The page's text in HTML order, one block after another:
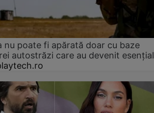
nu poate fi apărată doar cu baze
autostrăzi care au devenit